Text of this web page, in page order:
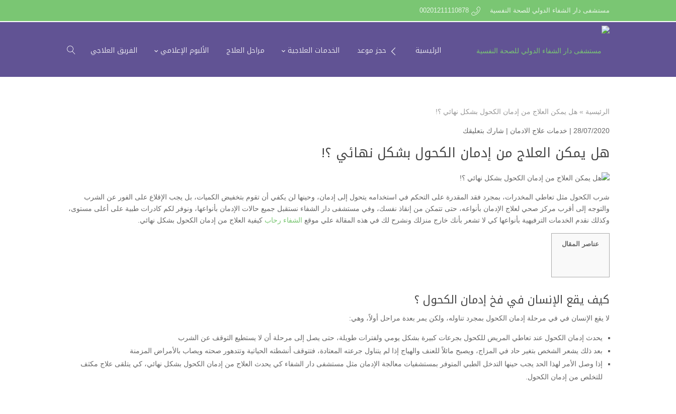
مستشفى دار الشفاء الدولي للصحة النفسية 00201211110878
الرئيسية حجز موعد الخدمات العلاجية مراحل العلاج الألبوم الإعلامي الفريق العلاجي
الرئيسية » هل يمكن العلاج من إدمان الكحول بشكل نهائي ؟!
28/07/2020 | خدمات علاج الادمان | شارك بتعليقك
هل يمكن العلاج من إدمان الكحول بشكل نهائي ؟!
شرب الكحول مثل تعاطي المخدرات، بمجرد فقد المقدرة على التحكم في استخدامه يتحول إلى إدمان، وحينها لن يكفي أن تقوم بتخفيض الكميات، بل يجب الإقلاع على الفور عن الشرب
والتوجه إلى أقرب مركز صحي لعلاج الإدمان بأنواعه، حتى تتمكن من إنقاذ نفسك، وفي مستشفى دار الشفاء نستقبل جميع حالات الإدمان بأنواعها، ونوفر لكم كادرات طبية على أعلى مستوى،
وكذلك نقدم الخدمات الترفيهية بأنواعها كي لا تشعر بأنك خارج منزلك ونشرح لك في هذه المقالة علي موقع الشفاء رحاب كيفية العلاج من إدمان الكحول بشكل نهائي.
عناصر المقال
كيف يقع الإنسان في فخ إدمان الكحول ؟
لا يقع الإنسان في في مرحلة إدمان الكحول بمجرد تناوله، ولكن يمر بعدة مراحل أولاً، وهي:
يحدث إدمان الكحول عند تعاطي المريض للكحول بجرعات كبيرة بشكل يومي ولفترات طويلة، حتى يصل إلى مرحلة أن لا يستطيع التوقف عن الشرب
بعد ذلك يشعر الشخص بتغير حاد في المزاج، ويصبح مائلاً للعنف والهياج إذا لم يتناول جرعته المعتادة، فتتوقف أنشطته الحياتية وتتدهور صحته ويصاب بالأمراض المزمنة
إذا وصل الأمر لهذا الحد يجب حينها التدخل الطبي المتوفر بمستشفيات معالجة الإدمان مثل مستشفى دار الشفاء كي يحدث العلاج من إدمان الكحول بشكل نهائي، كي يتلقى علاج مكثف
للتخلص من إدمان الكحول.